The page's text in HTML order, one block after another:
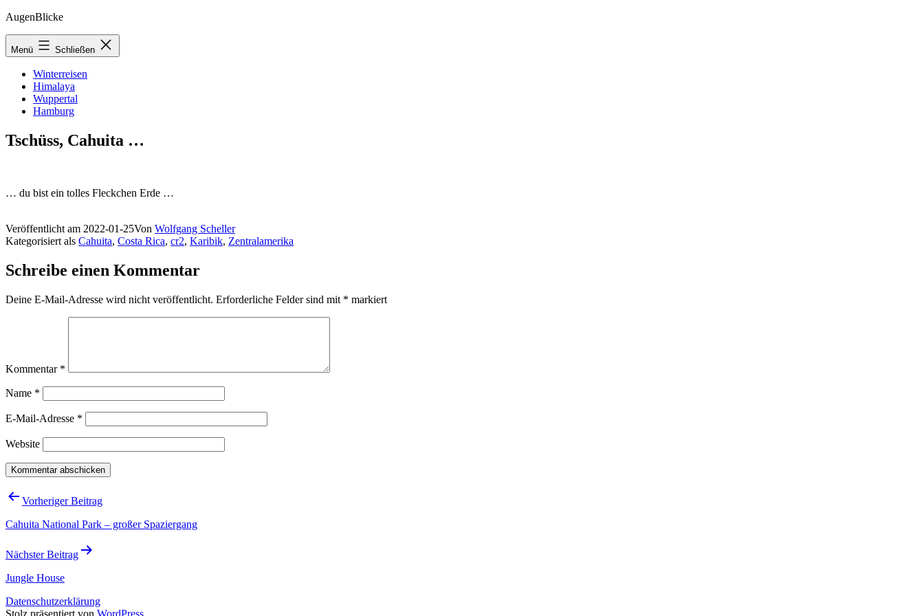
Zum
springen
AugenBlicke
Menü Schließen
Winterreisen
Himalaya
Wuppertal
Hamburg
Tschüss, Cahuita …
… du bist ein tolles Fleckchen Erde …
Veröffentlicht am 2022-01-25Von Wolfgang Scheller
Kategorisiert als Cahuita, Costa Rica, cr2, Karibik, Zentralamerika
Schreibe einen Kommentar
Deine E-Mail-Adresse wird nicht veröffentlicht. Erforderliche Felder sind mit * markiert
Kommentar *
Name *
E-Mail-Adresse *
Website
Beitragsnavigation
Vorheriger Beitrag
Cahuita National Park – großer Spaziergang
Nächster Beitrag
Jungle House
Datenschutzerklärung
Stolz präsentiert von WordPress